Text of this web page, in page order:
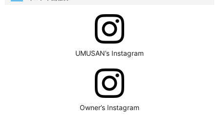
UMUSAN’s Instagram
Owner’s Instagram